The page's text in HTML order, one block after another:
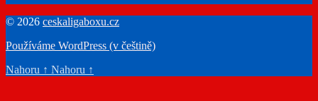
© 2026 ceskaligaboxu.cz
Používáme WordPress (v češtině)
Nahoru ↑ Nahoru ↑